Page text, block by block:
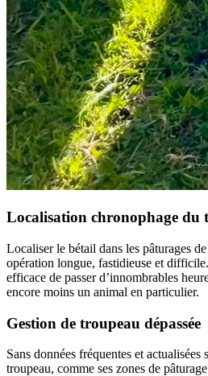
Localisation chronophage du
Localiser le bétail dans les pâturages
opération longue, fastidieuse et
efficace de passer d’innombrables
encore moins un animal en particulier.
Gestion de troupeau dépassée
Sans données fréquentes et
troupeau, comme ses zones de